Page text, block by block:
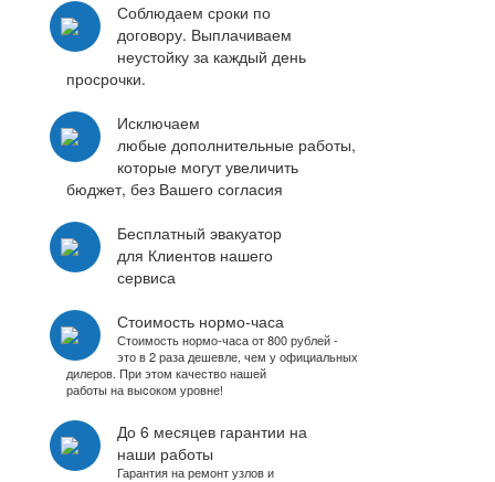
Соблюдаем сроки по
договору. Выплачиваем
неустойку за каждый день
просрочки.
Исключаем
любые дополнительные работы,
которые могут увеличить
бюджет, без Вашего согласия
Бесплатный эвакуатор
для Клиентов нашего
сервиса
Стоимость нормо-часа
Стоимость нормо-часа от 800 рублей -
это в 2 раза дешевле, чем у официальных
дилеров. При этом качество нашей
работы на выcоком уровне!
До 6 месяцев гарантии на
наши работы
Гарантия на ремонт узлов и